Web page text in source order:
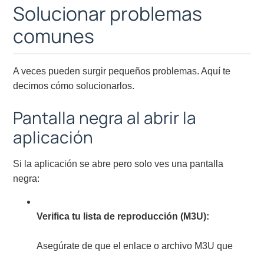
Solucionar problemas
comunes
A veces pueden surgir pequeños problemas. Aquí te
decimos cómo solucionarlos.
Pantalla negra al abrir la
aplicación
Si la aplicación se abre pero solo ves una pantalla
negra:
Verifica tu lista de reproducción (M3U):
Asegúrate de que el enlace o archivo M3U que